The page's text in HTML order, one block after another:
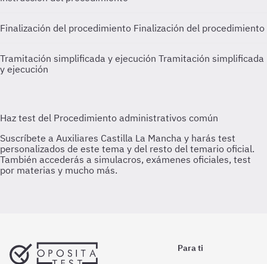
Finalización del procedimiento Finalización del procedimiento
Tramitación simplificada y ejecución Tramitación simplificada
y ejecución
Para ti